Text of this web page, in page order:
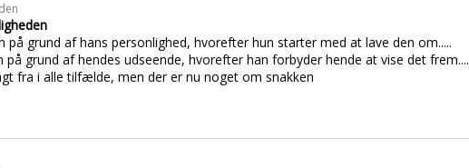
på grund af hans personlighed, hvorefter hun starter med at lave den om.....
på grund af hendes udseende, hvorefter han forbyder hende at vise det
fra i alle tilfælde, men der er nu noget om snakken